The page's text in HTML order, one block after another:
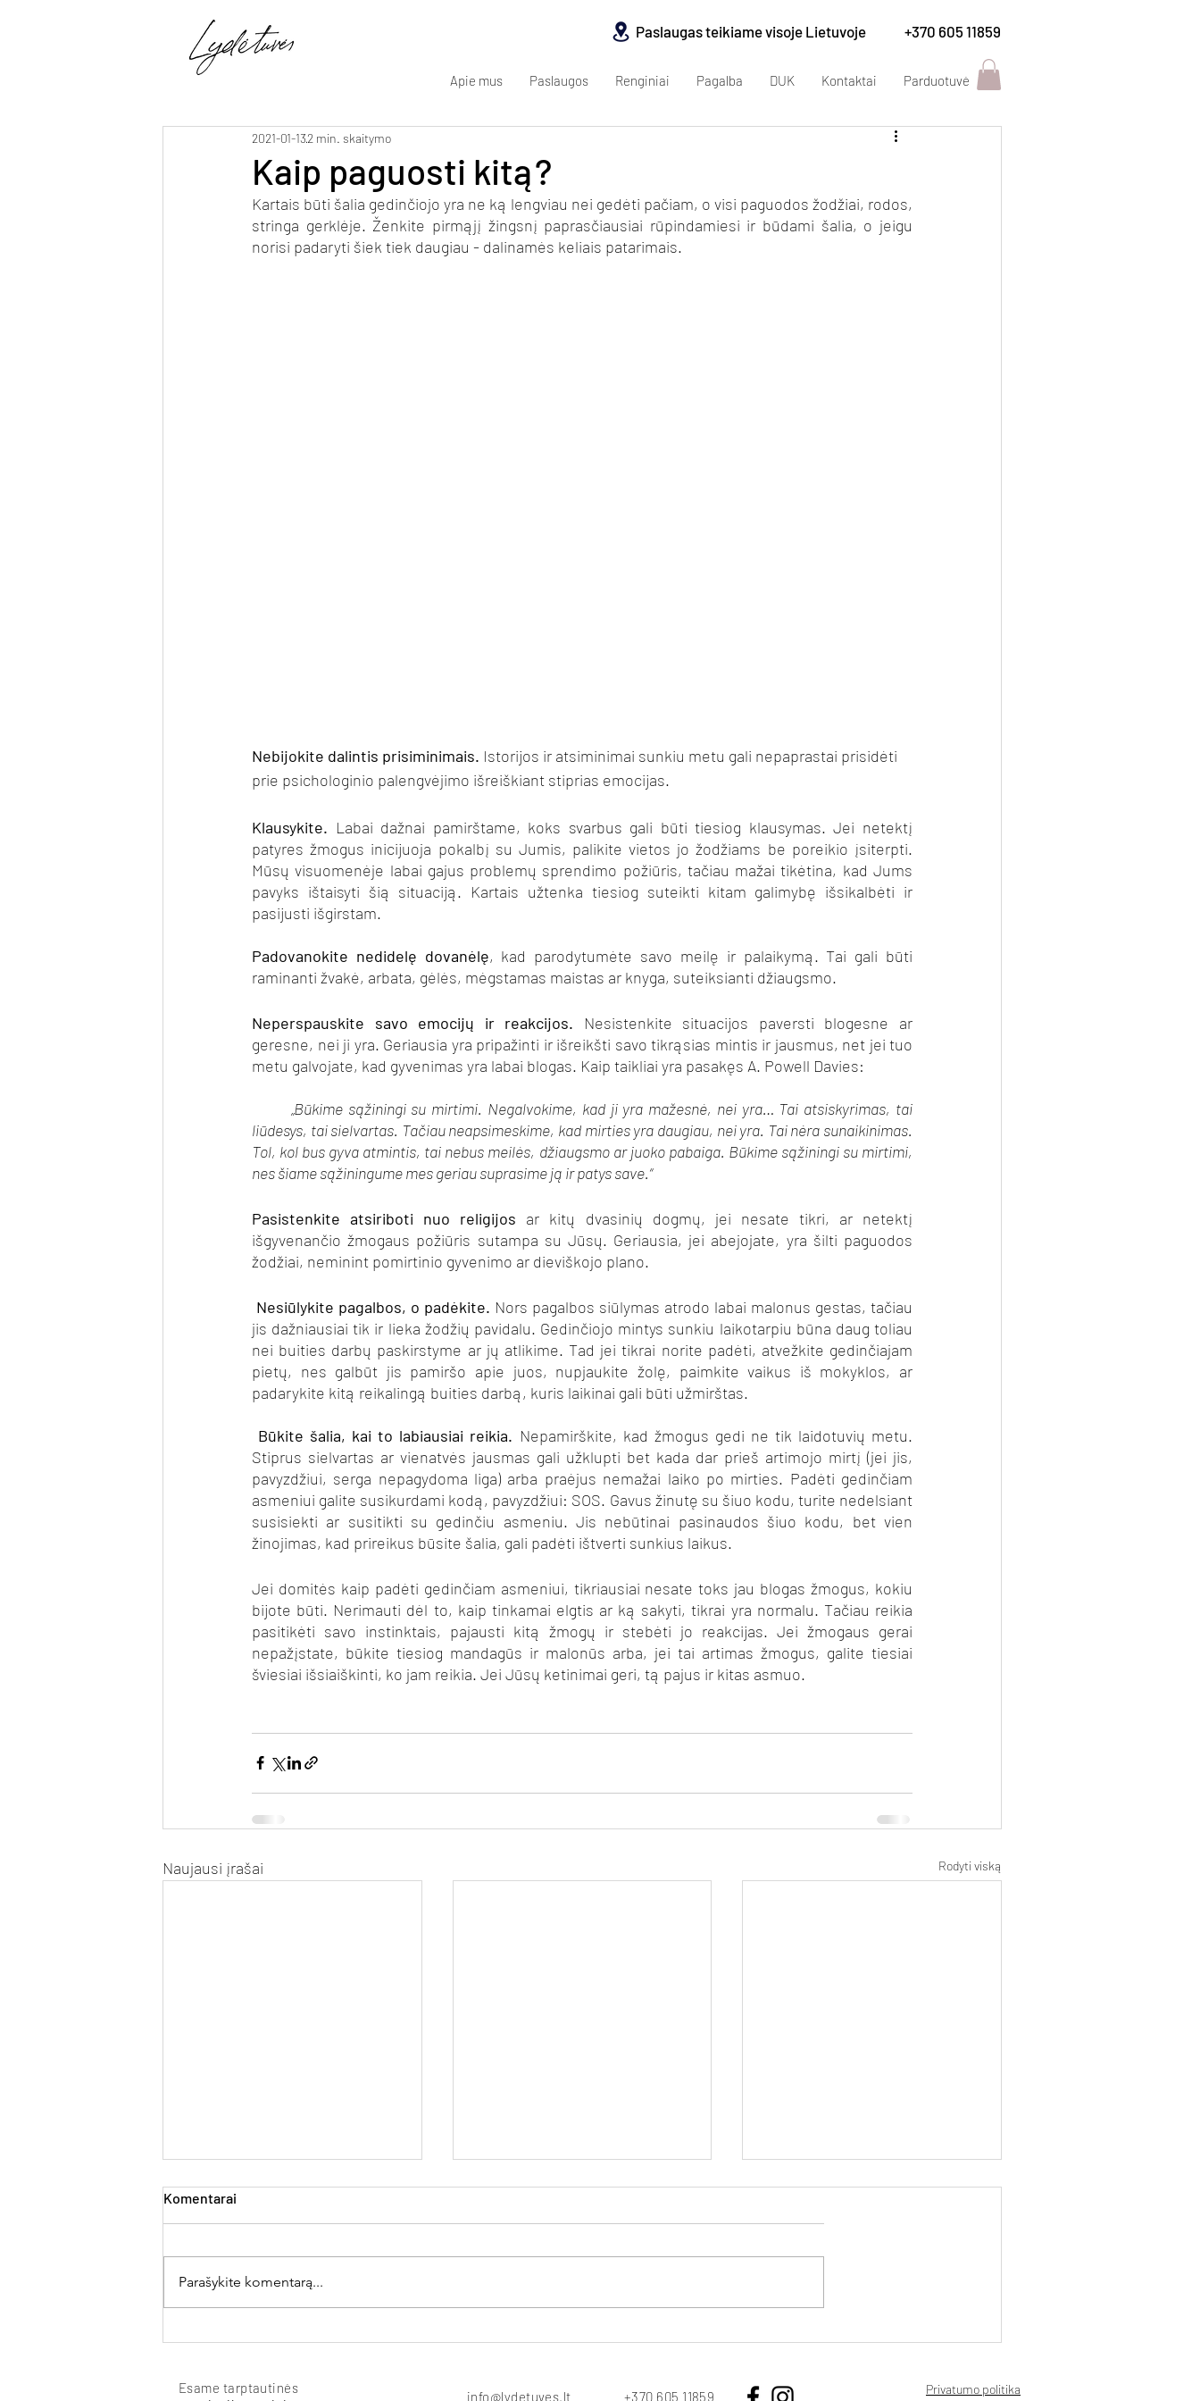
Paslaugas teikiame visoje Lietuvoje +370 605 11859
Apie mus Paslaugos Renginiai Pagalba DUK Kontaktai Parduotuvė
Kaip paguosti kitą?
2021-01-132 min. skaitymo
Kartais būti šalia gedinčiojo yra ne ką lengviau nei gedėti pačiam, o visi paguodos žodžiai, rodos,
stringa gerklėje. Ženkite pirmąjį žingsnį paprasčiausiai rūpindamiesi ir būdami šalia, o jeigu
norisi padaryti šiek tiek daugiau - dalinamės keliais patarimais.
Nebijokite dalintis prisiminimais. Istorijos ir atsiminimai sunkiu metu gali nepaprastai prisidėti
prie psichologinio palengvėjimo išreiškiant stiprias emocijas.
Klausykite. Labai dažnai pamirštame, koks svarbus gali būti tiesiog klausymas. Jei netektį
patyres žmogus inicijuoja pokalbį su Jumis, palikite vietos jo žodžiams be poreikio įsiterpti.
Mūsų visuomenėje labai gajus problemų sprendimo požiūris, tačiau mažai tikėtina, kad Jums
pavyks ištaisyti šią situaciją. Kartais užtenka tiesiog suteikti kitam galimybę išsikalbėti ir
pasijusti išgirstam.
Padovanokite nedidelę dovanėlę, kad parodytumėte savo meilę ir palaikymą. Tai gali būti
raminanti žvakė, arbata, gėlės, mėgstamas maistas ar knyga, suteiksianti džiaugsmo.
Neperspauskite savo emocijų ir reakcijos. Nesistenkite situacijos paversti blogesne ar
geresne, nei ji yra. Geriausia yra pripažinti ir išreikšti savo tikrąsias mintis ir jausmus, net jei tuo
metu galvojate, kad gyvenimas yra labai blogas. Kaip taikliai yra pasakęs A. Powell Davies:
„Būkime sąžiningi su mirtimi. Negalvokime, kad ji yra mažesnė, nei yra… Tai atsiskyrimas, tai
liūdesys, tai sielvartas. Tačiau neapsimeskime, kad mirties yra daugiau, nei yra. Tai nėra sunaikinimas.
Tol, kol bus gyva atmintis, tai nebus meilės, džiaugsmo ar juoko pabaiga. Būkime sąžiningi su mirtimi,
nes šiame sąžiningume mes geriau suprasime ją ir patys save.“
Pasistenkite atsiriboti nuo religijos ar kitų dvasinių dogmų, jei nesate tikri, ar netektį
išgyvenančio žmogaus požiūris sutampa su Jūsų. Geriausia, jei abejojate, yra šilti paguodos
žodžiai, neminint pomirtinio gyvenimo ar dieviškojo plano.
Nesiūlykite pagalbos, o padėkite. Nors pagalbos siūlymas atrodo labai malonus gestas, tačiau
jis dažniausiai tik ir lieka žodžių pavidalu. Gedinčiojo mintys sunkiu laikotarpiu būna daug toliau
nei buities darbų paskirstyme ar jų atlikime. Tad jei tikrai norite padėti, atvežkite gedinčiajam
pietų, nes galbūt jis pamiršo apie juos, nupjaukite žolę, paimkite vaikus iš mokyklos, ar
padarykite kitą reikalingą buities darbą, kuris laikinai gali būti užmirštas.
Būkite šalia, kai to labiausiai reikia. Nepamirškite, kad žmogus gedi ne tik laidotuvių metu.
Stiprus sielvartas ar vienatvės jausmas gali užklupti bet kada dar prieš artimojo mirtį (jei jis,
pavyzdžiui, serga nepagydoma liga) arba praėjus nemažai laiko po mirties. Padėti gedinčiam
asmeniui galite susikurdami kodą, pavyzdžiui: SOS. Gavus žinutę su šiuo kodu, turite nedelsiant
susisiekti ar susitikti su gedinčiu asmeniu. Jis nebūtinai pasinaudos šiuo kodu, bet vien
žinojimas, kad prireikus būsite šalia, gali padėti ištverti sunkius laikus.
Jei domitės kaip padėti gedinčiam asmeniui, tikriausiai nesate toks jau blogas žmogus, kokiu
bijote būti. Nerimauti dėl to, kaip tinkamai elgtis ar ką sakyti, tikrai yra normalu. Tačiau reikia
pasitikėti savo instinktais, pajausti kitą žmogų ir stebėti jo reakcijas. Jei žmogaus gerai
nepažįstate, būkite tiesiog mandagūs ir malonūs arba, jei tai artimas žmogus, galite tiesiai
šviesiai išsiaiškinti, ko jam reikia. Jei Jūsų ketinimai geri, tą pajus ir kitas asmuo.
Naujausi įrašai Rodyti viską
Sielvarto žurnalas
Komentarai
Parašykite komentarą...
Esame tarptautinės
info@lydetuves.lt +370 605 11859 Privatumo politika